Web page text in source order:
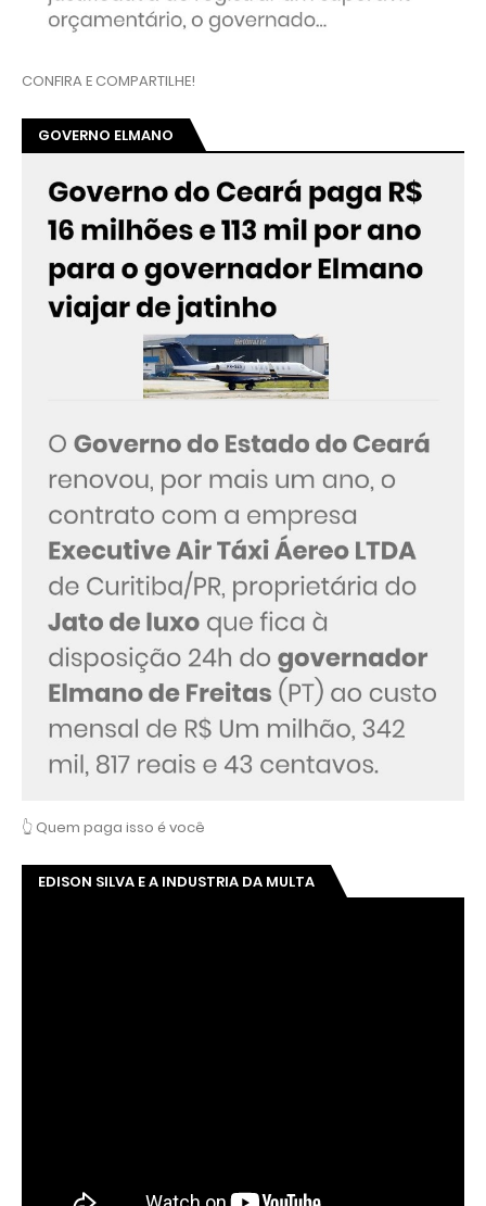
CONFIRA E COMPARTILHE!
GOVERNO ELMANO
👆 Quem paga isso é você
EDISON SILVA E A INDUSTRIA DA MULTA